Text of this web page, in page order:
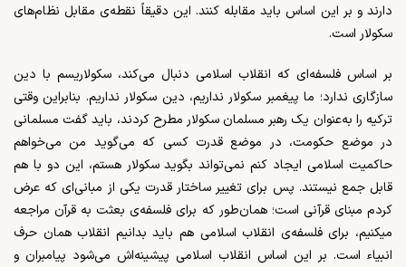
دارند و بر این اساس باید مقابله کنند. این دقیقاً نقطه­‌ی مقابل نظام­‌های
سکولار است.
بر اساس فلسفه­‌ای که انقلاب اسلامی دنبال می­‌کند، سکولاریسم با دین
سازگاری ندارد؛ ما پیغمبر سکولار نداریم، دین سکولار نداریم. بنابراین وقتی
ترکیه را به‌عنوان یک رهبر مسلمان سکولار مطرح کردند، باید گفت مسلمانی
در موضع حکومت، در موضع قدرت کسی که می­‌گوید من می­‌خواهم
حاکمیت اسلامی ایجاد کنم نمی‌­تواند بگوید سکولار هستم، این دو با هم
قابل جمع نیستند. پس برای تغییر ساختار قدرت یکی از مبانی­‌ای که عرض
کردم مبنای قرآنی است؛ همان‌طور که برای فلسفه­‌ی بعثت به قرآن مراجعه
میکنیم، برای فلسفه‌­ی انقلاب اسلامی هم باید بدانیم انقلاب همان حرف
انبیاء است. بر این اساس انقلاب اسلامی پیشینه‌­اش می­‌شود پیامبران و